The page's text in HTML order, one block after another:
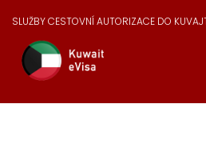
SLUŽBY CESTOVNÍ AUTORIZACE DO